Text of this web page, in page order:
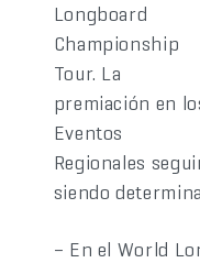
Longboard
Championship
Tour. La
premiación en
Eventos
Regionales
siendo
– En el World